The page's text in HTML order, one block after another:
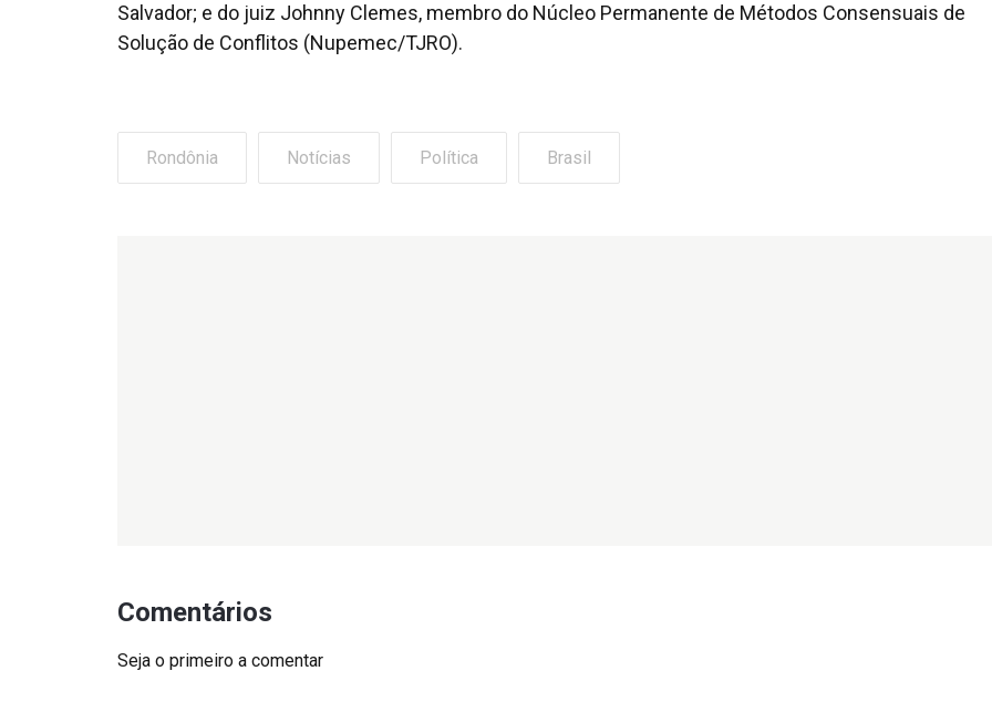
Salvador; e do juiz Johnny Clemes, membro do Núcleo Permanente de Métodos Consensuais de
Solução de Conflitos (Nupemec/TJRO).
Rondônia Notícias Política Brasil
Comentários
Seja o primeiro a comentar